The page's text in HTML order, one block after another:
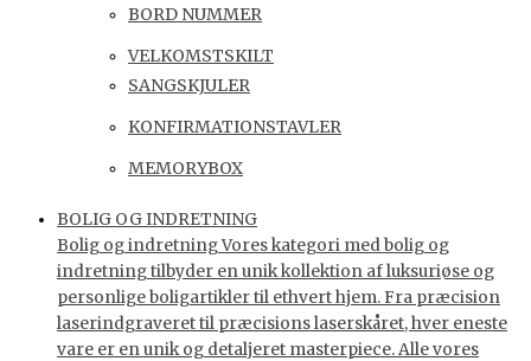
BORD NUMMER
VELKOMSTSKILT
SANGSKJULER
KONFIRMATIONSTAVLER
MEMORYBOX
BOLIG OG INDRETNING
Bolig og indretning Vores kategori med bolig og
indretning tilbyder en unik kollektion af luksuriøse og
personlige boligartikler til ethvert hjem. Fra præcision
laserindgraveret til præcisions laserskåret, hver eneste
vare er en unik og detaljeret masterpiece. Alle vores